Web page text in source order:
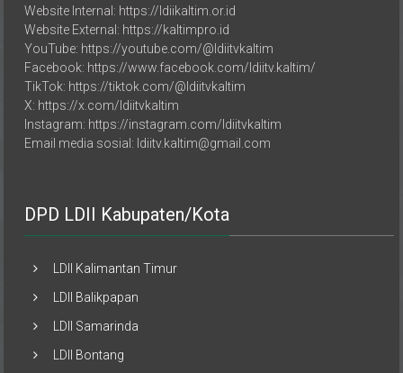
Website External: https://kaltimpro.id
YouTube: https://youtube.com/@ldiitvkaltim
Facebook: https://www.facebook.com/ldiitv.kaltim/
TikTok: https://tiktok.com/@ldiitvkaltim
X: https://x.com/ldiitvkaltim
Instagram: https://instagram.com/ldiitvkaltim
Email media sosial: ldiitv.kaltim@gmail.com
LDII Samarinda
LDII Kutai Timur